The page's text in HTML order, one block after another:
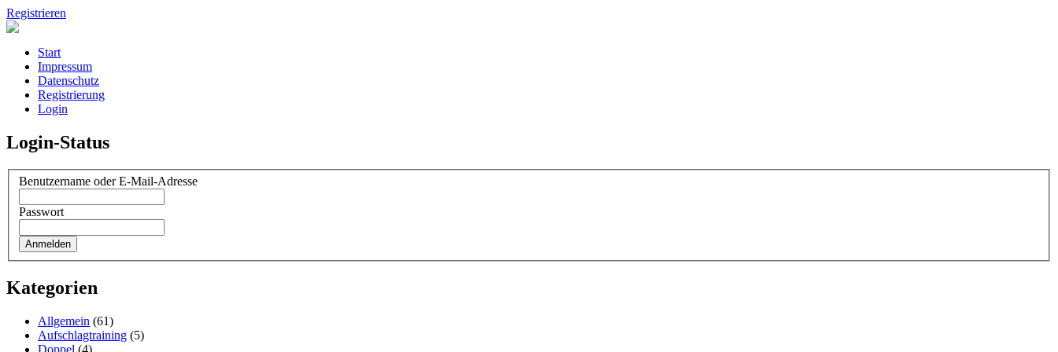
Registrieren
Start
Impressum
Datenschutz
Registrierung
Login
Login-Status
Benutzername oder E-Mail-Adresse
Passwort
Kategorien
Allgemein (61)
Aufschlagtraining (5)